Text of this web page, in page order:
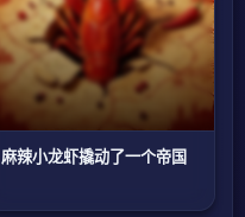
麻辣小龙虾撬动了一个帝国